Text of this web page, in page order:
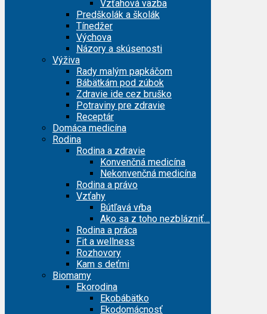
Vzťahová väzba
Predškolák a školák
Tínedžer
Výchova
Názory a skúsenosti
Výživa
Rady malým papkáčom
Bábätkám pod zúbok
Zdravie ide cez bruško
Potraviny pre zdravie
Receptár
Domáca medicína
Rodina
Rodina a zdravie
Konvenčná medicína
Nekonvenčná medicína
Rodina a právo
Vzťahy
Bútľavá vŕba
Ako sa z toho nezblázniť…
Rodina a práca
Fit a wellness
Rozhovory
Kam s deťmi
Biomamy
Ekorodina
Ekobábätko
Ekodomácnosť